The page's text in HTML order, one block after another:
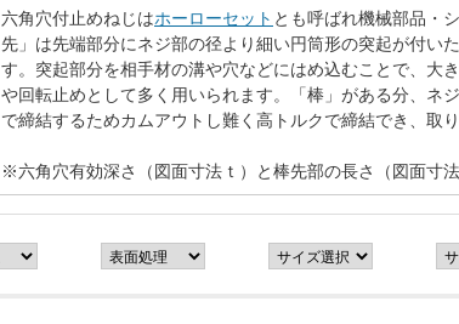
六角穴付止めねじはホーローセット とも呼ばれ機械部品・
先」は先端部分にネジ部の径より細い円筒形の突起が付い
す。突起部分を相手材の溝や穴などにはめ込むことで、大
や回転止めとして多く用いられます。「棒」がある分、ネ
で締結するためカムアウトし難く高トルクで締結でき、取
※六角穴有効深さ（図面寸法ｔ）と棒先部の長さ（図面寸